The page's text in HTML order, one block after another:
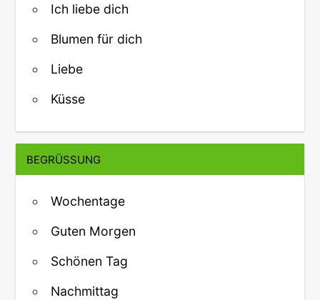
Ich liebe dich
Blumen für dich
Liebe
Küsse
BEGRÜSSUNG
Wochentage
Guten Morgen
Schönen Tag
Nachmittag